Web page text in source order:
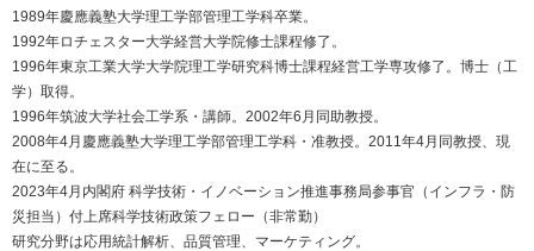
1989年慶應義塾大学理工学部管理工学科卒業。
1992年ロチェスター大学経営大学院修士課程修了。
1996年東京工業大学大学院理工学研究科博士課程経営工学専攻修了。博士（工
学）取得。
1996年筑波大学社会工学系・講師。2002年6月同助教授。
2008年4月慶應義塾大学理工学部管理工学科・准教授。2011年4月同教授、現
在に至る。
2023年4月内閣府 科学技術・イノベーション推進事務局参事官（インフラ・防
災担当）付上席科学技術政策フェロー（非常勤）
研究分野は応用統計解析、品質管理、マーケティング。